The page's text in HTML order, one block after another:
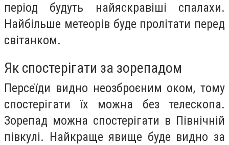
період будуть найяскравіші спалахи.
Найбільше метеорів буде пролітати перед
світанком.
Як спостерігати за зорепадом
Персеїди видно неозброєним оком, тому
спостерігати їх можна без телескопа.
Зорепад можна спостерігати в Північній
півкулі. Найкраще явище буде видно за